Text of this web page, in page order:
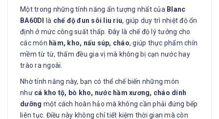
Một trong những tính năng ấn tượng nhất của Blanc
BA60DI
là chế độ đun sôi liu riu, giúp duy trì nhiệt độ ổn
định ở mức công suất thấp. Đây là chế độ lý tưởng cho
các món hầm, kho, nấu súp, cháo, giúp thực phẩm chín
mềm từ từ, thấm đều gia vị mà không bị cạn nước hay
trào ra ngoài.
Nhờ tính năng này, bạn có thể chế biến những món
như cá kho tộ, bò kho, nước hầm xương, cháo dinh
dưỡng một cách hoàn hảo mà không cần phải đứng bếp
liên tục. Điều này không chỉ tiết kiệm thời gian mà còn